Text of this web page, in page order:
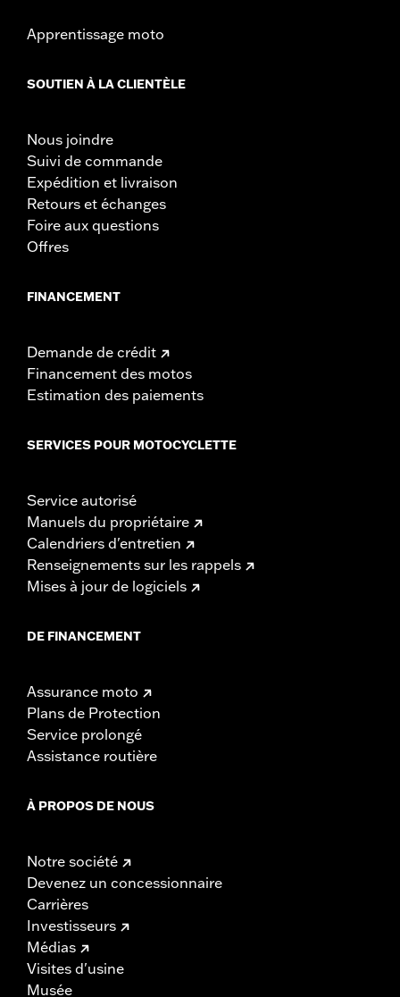
Apprentissage moto
SOUTIEN À LA CLIENTÈLE
Nous joindre
Suivi de commande
Expédition et livraison
Retours et échanges
Foire aux questions
Offres
FINANCEMENT
Demande de crédit
Financement des motos
Estimation des paiements
SERVICES POUR MOTOCYCLETTE
Service autorisé
Manuels du propriétaire
Calendriers d'entretien
Renseignements sur les rappels
Mises à jour de logiciels
DE FINANCEMENT
Assurance moto
Plans de Protection
Service prolongé
Assistance routière
À PROPOS DE NOUS
Notre société
Devenez un concessionnaire
Carrières
Investisseurs
Médias
Visites d'usine
Musée